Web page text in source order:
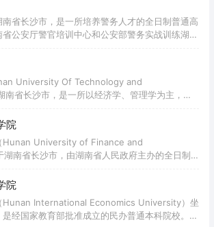
的湖南女子职业大学，2010年3月经教育部批准
院校，更名为湖南女子学院，2010年6月加入世
省长沙市，是一所培养警务人才的全日制普通高
公安厅警官培训中心和公安部警务实战训练湖南
安干部学校、湖南省政法干部学校、湖南省公安学
整和合并等演进和发展，2010年3月，经教育部
。据2021年7月学校官网显示，学校占地面积
University Of Technology and
南省长沙市，是一所以经济学、管理学为主，涵
“十三五”应用型本科产教融合发展工程、湖南省国
，是教育部本科教学工作水平评估优秀高校、博士
、中国首批深化创新创业教育改革示范高校、全
业基地、全国创新创业典型经验50强高校。学
院
Hunan University of Finance and
南省长沙市，由湖南省人民政府主办的全日制
起始于1933年创办的厚生会计讲习所，1942年，
为湖南私立厚生会计补习学校。解放后，厚生会计
政府接管，并于1951年更名为湖南厚生会计学
此后，相继更名为湖南省财政学校、湖南省财贸
院
Hunan International Economics University）坐
经国家教育部批准成立的民办普通本科院校。学